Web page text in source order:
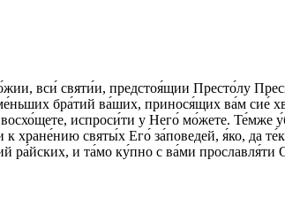
вси́ святи́и, предстоя́щии Престо́лу
бра́тий ва́ших, принося́щих ва́м сие́
испроси́ти у Него́ мо́жете.
к хране́нию святы́х Его́ за́поведей, я́ко, да
ра́йских, и та́мо ку́пно с ва́ми